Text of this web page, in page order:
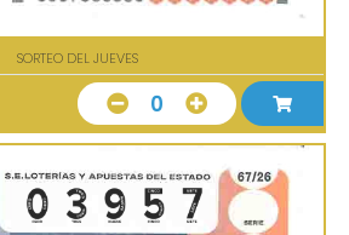
SORTEO DEL JUEVES
0